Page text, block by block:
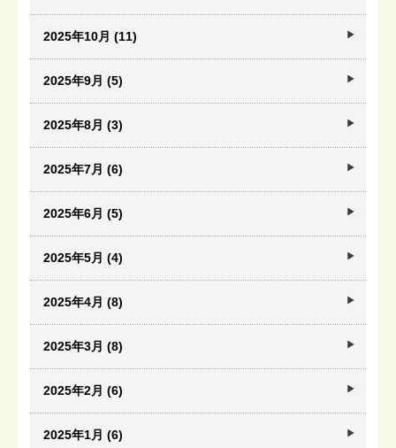
2025年10月 (11)
2025年9月 (5)
2025年8月 (3)
2025年7月 (6)
2025年6月 (5)
2025年5月 (4)
2025年4月 (8)
2025年3月 (8)
2025年2月 (6)
2025年1月 (6)